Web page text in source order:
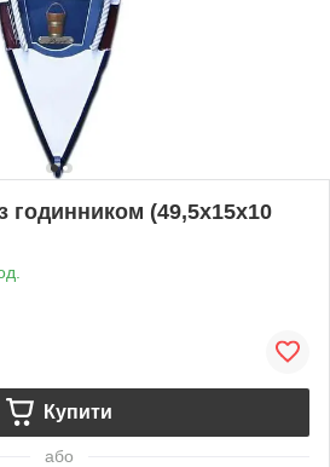
(49,5х15х10
Купити
або